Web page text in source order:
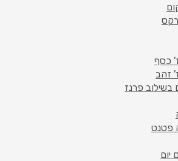
כסף
זהב
בשילוב פרנז
פטנט
יום